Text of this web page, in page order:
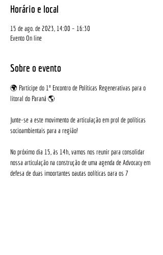
Horário e local
15 de ago. de 2023, 14:00 – 16:30
Evento On line
Sobre o evento
🌍 Participe do 1º Encontro de Políticas Regenerativas para o
litoral do Paraná 🌎
Junte-se a este movimento de articulação em prol de políticas
socioambientais para a região!
No próximo dia 15, às 14h, vamos nos reunir para consolidar
nossa articulação na construção de uma agenda de Advocacy em
defesa de duas importantes pautas políticas para os 7